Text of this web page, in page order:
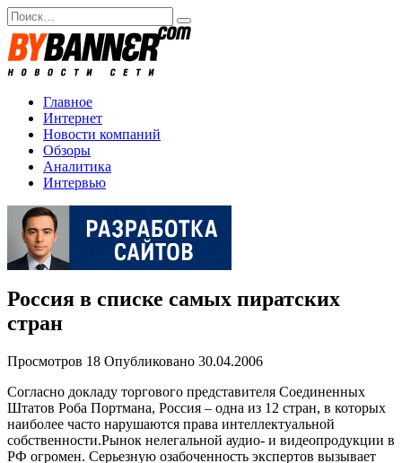
Перейти
к
содержанию
Search
for:
Главное
Интернет
Новости компаний
Обзоры
Аналитика
Интервью
Россия в списке самых пиратских
стран
Просмотров 18 Опубликовано 30.04.2006
Согласно докладу торгового представителя Соединенных
Штатов Роба Портмана, Россия – одна из 12 стран, в которых
наиболее часто нарушаются права интеллектуальной
собственности.Рынок нелегальной аудио- и видеопродукции в
РФ огромен. Серьезную озабоченность экспертов вызывает